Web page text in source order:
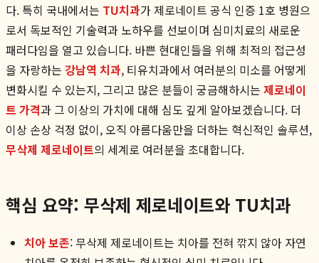
다. 특히 국내에서는 TU치과가 제로네이트 공식 인증 1호 병원으
로서 독보적인 기술력과 노하우를 선보이며 심미치료의 새로운
패러다임을 열고 있습니다. 바쁜 현대인들을 위해 최적의 접근성
을 자랑하는 강남역 치과, 티유치과에서 여러분의 미소를 어떻게
변화시킬 수 있는지, 그리고 많은 분들이 궁금해하시는 제로네이
트 가격과 그 이상의 가치에 대해 심도 깊게 알아보겠습니다. 더
이상 손상 걱정 없이, 오직 아름다움만을 더하는 혁신적인 솔루션,
무삭제 제로네이트의 세계로 여러분을 초대합니다.
핵심 요약: 무삭제 제로네이트와 TU치과
치아 보존: 무삭제 제로네이트는 치아를 전혀 깎지 않아 자연